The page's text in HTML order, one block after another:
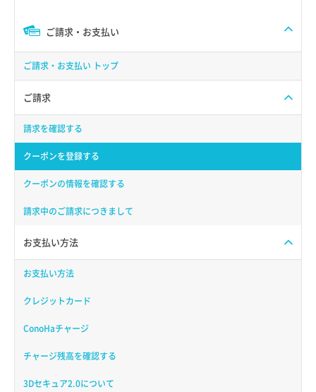
ご請求・お支払い
ご請求・お支払い トップ
ご請求
請求を確認する
クーポンを登録する
クーポンの情報を確認する
請求中のご請求につきまして
お支払い方法
お支払い方法
クレジットカード
ConoHaチャージ
チャージ残高を確認する
3Dセキュア2.0について